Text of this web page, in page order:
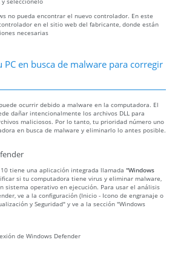
no pueda encontrar el nuevo controlador. En este
en el sitio web del fabricante, donde están
necesarias
PC en busca de malware para corregir
ocurrir debido a malware en la computadora. El
dañar intencionalmente los archivos DLL para
maliciosos. Por lo tanto, tu prioridad número uno
en busca de malware y eliminarlo lo antes posible.
tiene una aplicación integrada llamada "Windows
si tu computadora tiene virus y eliminar malware,
sistema operativo en ejecución. Para usar el análisis
ve a la configuración (Inicio - Icono de engranaje o
y Seguridad" y ve a la sección "Windows
de Windows Defender